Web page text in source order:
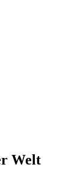
Welt